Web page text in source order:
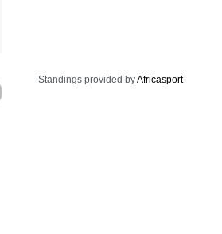
Standings provided byAfricasport